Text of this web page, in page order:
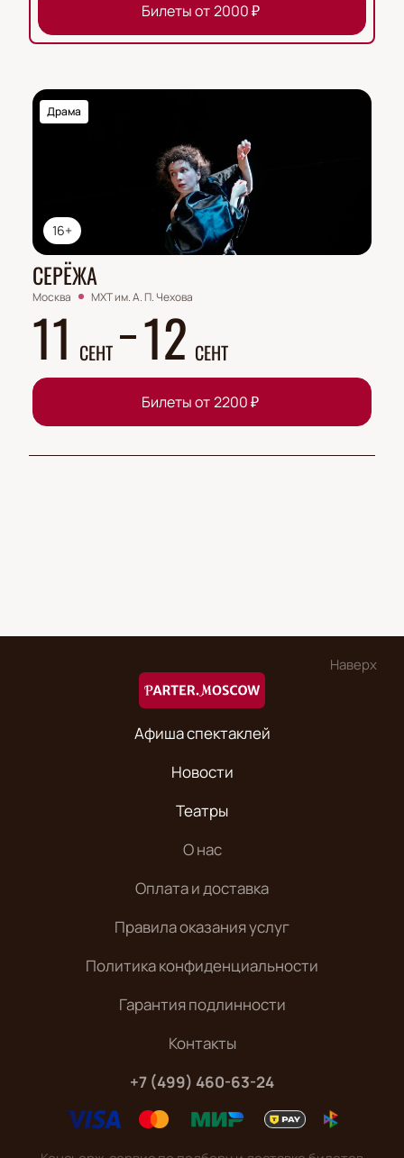
Билеты от 2000₽
16+
Драма
СЕРЁЖА
Москва МХТ им. А. П. Чехова
11 СЕНТ 12 СЕНТ
Билеты от2200₽
Наверх
Афиша спектаклей
Новости
Театры
О нас
Оплата и доставка
Правила оказания услуг
Политика конфиденциальности
Гарантия подлинности
Контакты
+7 (499) 460-63-24